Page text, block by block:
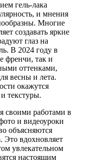
гель-лака
и мнения
Многие
создавать яркие
глаз на
В 2024 году в
френчи, так и
оттенками,
весны и лета.
окажутся
текстуры.
своими работами в
и видеоуроки
объясняются
Это вдохновляет
увлекательном
настоящим